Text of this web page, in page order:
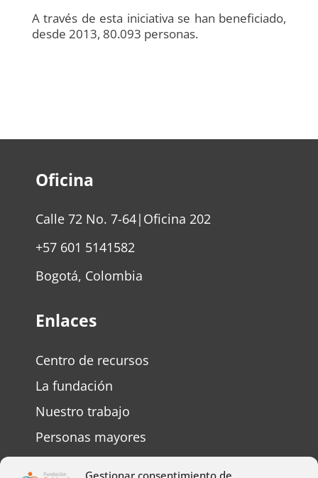
Gestionar consentimiento de
A través de esta iniciativa se han beneficiado,
desde 2013, 80.093 personas.
Oficina
Calle 72 No. 7-64|Oficina 202
+57 601 5141582
Bogotá, Colombia
Enlaces
Centro de recursos
La fundación
Nuestro trabajo
Personas mayores
Personas con discapacidad